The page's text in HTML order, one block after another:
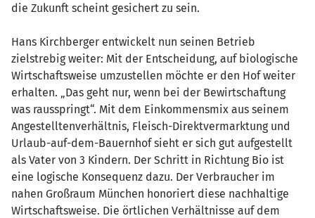
die Zukunft scheint gesichert zu sein.
Hans Kirchberger entwickelt nun seinen Betrieb
zielstrebig weiter: Mit der Entscheidung, auf biologische
Wirtschaftsweise umzustellen möchte er den Hof weiter
erhalten. „Das geht nur, wenn bei der Bewirtschaftung
was rausspringt“. Mit dem Einkommensmix aus seinem
Angestelltenverhältnis, Fleisch-Direktvermarktung und
Urlaub-auf-dem-Bauernhof sieht er sich gut aufgestellt
als Vater von 3 Kindern. Der Schritt in Richtung Bio ist
eine logische Konsequenz dazu. Der Verbraucher im
nahen Großraum München honoriert diese nachhaltige
Wirtschaftsweise. Die örtlichen Verhältnisse auf dem